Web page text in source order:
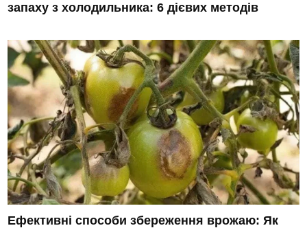
запаху з холодильника: 6 дієвих методів
Ефективні способи збереження врожаю: Як